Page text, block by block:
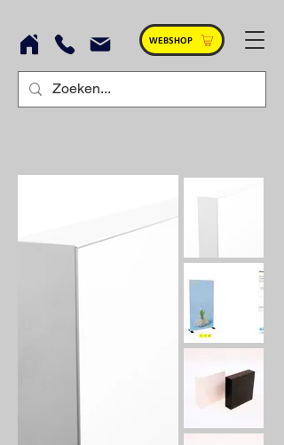
WEBSHOP